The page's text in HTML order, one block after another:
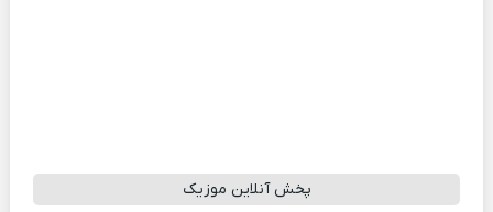
پخش آنلاین موزیک